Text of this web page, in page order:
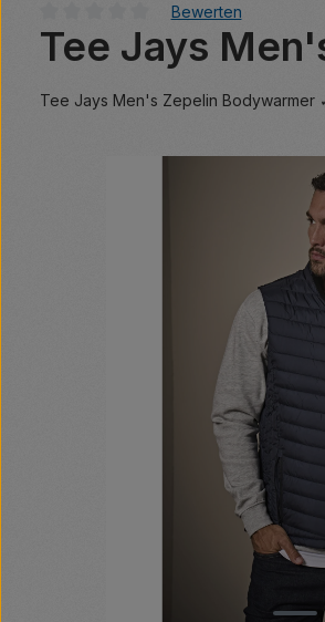
Durchschnittliche Bewertung von 0 von
Bewerten
Tee Jays
Tee Jays Men's Zepelin